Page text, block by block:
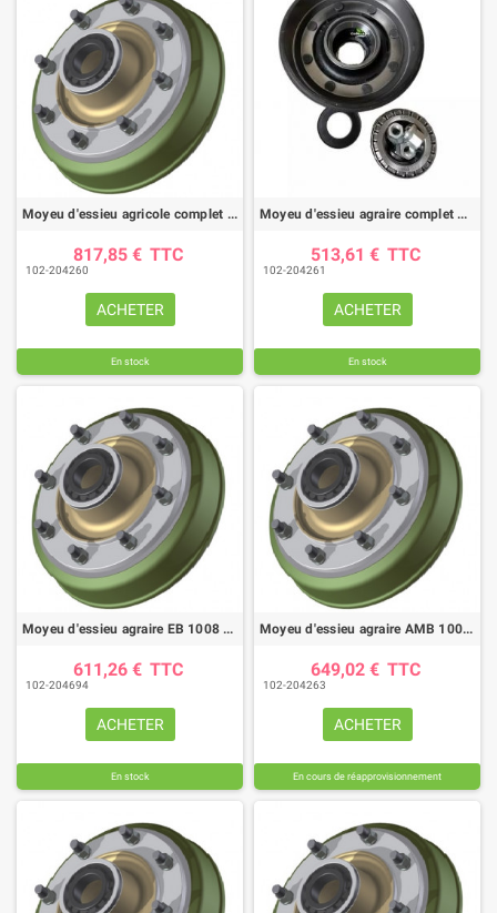
(1 avis)
Moyeu d'essieu agricole complet AMB 9008 tambour Ø400X80
817,85 € TTC
102-204260
ACHETER
En stock
Moyeu d'essieu agraire complet AMB 9008 tambour Ø350X60
513,61 € TTC
102-204261
ACHETER
En stock
Moyeu d'essieu agraire EB 1008 tambour Ø400X80
611,26 € TTC
102-204694
ACHETER
En stock
Moyeu d'essieu agraire AMB 1008 tambour Ø355X80
649,02 € TTC
102-204263
ACHETER
En cours de réapprovisionnement